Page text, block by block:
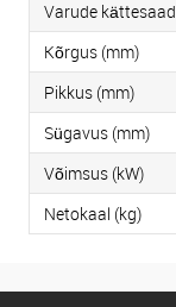
Kõrgus (mm)
Pikkus (mm)
Sügavus (mm)
Võimsus (kW)
Netokaal (kg)